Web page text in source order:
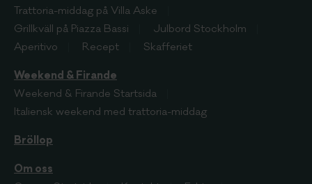
Trattoria-middag på Villa Aske
Grillkväll på Piazza Bassi
Julbord Stockholm
Aperitivo
Recept Skafferiet
Weekend & Firande
Weekend & Firande Startsida
Italiensk weekend med trattoria-middag
Bröllop
Om oss